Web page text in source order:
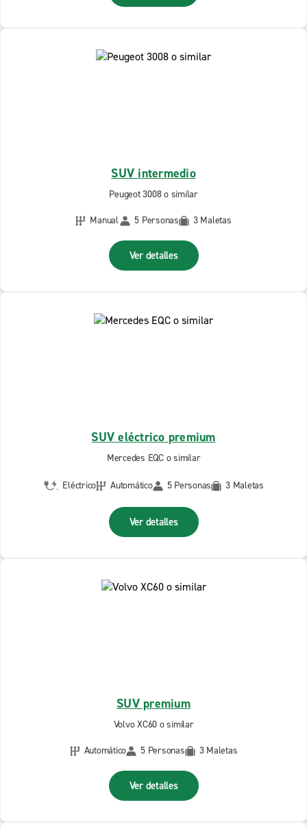
SUV intermedio
Peugeot 3008 o similar
Manual
5 Personas 3 Maletas
Ver detalles
SUV eléctrico premium
Mercedes EQC o similar
Eléctrico Automático 5 Personas 3 Maletas
Ver detalles
SUV premium
Volvo XC60 o similar
Automático
5 Personas 3 Maletas
Ver detalles